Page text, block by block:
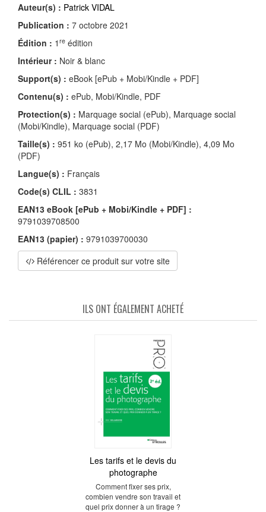
Auteur(s) : Patrick VIDAL
Publication : 7 octobre 2021
Édition : 1 re édition
Intérieur : Noir & blanc
Support(s) : eBook [ePub + Mobi/Kindle + PDF]
Contenu(s) : ePub, Mobi/Kindle, PDF
Protection(s) : Marquage social (ePub), Marquage social
(Mobi/Kindle), Marquage social (PDF)
Taille(s) : 951 ko (ePub), 2,17 Mo (Mobi/Kindle), 4,09 Mo
(PDF)
Langue(s) : Français
Code(s) CLIL : 3831
EAN13 eBook [ePub + Mobi/Kindle + PDF] :
9791039708500
EAN13 (papier) : 9791039700030
Référencer ce produit sur votre site
ILS ONT ÉGALEMENT ACHETÉ
Les tarifs et le devis du
photographe
Comment fixer ses prix,
combien vendre son travail et
quel prix donner à un tirage ?